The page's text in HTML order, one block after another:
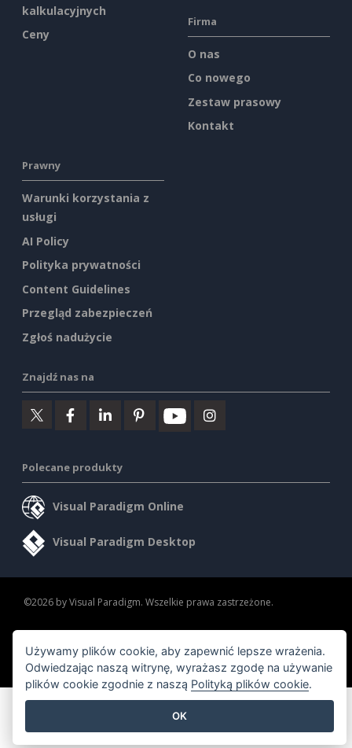
kalkulacyjnych
Ceny
Firma
O nas
Co nowego
Zestaw prasowy
Kontakt
Prawny
Warunki korzystania z
usługi
AI Policy
Polityka prywatności
Content Guidelines
Przegląd zabezpieczeń
Zgłoś nadużycie
Znajdź nas na
Polecane produkty
Visual Paradigm Online
Visual Paradigm Desktop
©2026 by Visual Paradigm. Wszelkie prawa zastrzeżone.
Polityka prywatności
Content Guidelines
Przegląd zabezpieczeń
Używamy plików cookie, aby zapewnić lepsze wrażenia.
Odwiedzając naszą witrynę, wyrażasz zgodę na używanie
plików cookie zgodnie z naszą Polityką plików cookie.
OK